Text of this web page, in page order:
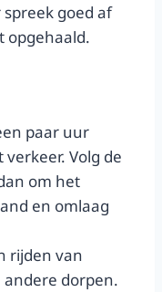
goed af
opgehaald.
paar uur
Volg de
om het
en omlaag
rijden van
andere dorpen.